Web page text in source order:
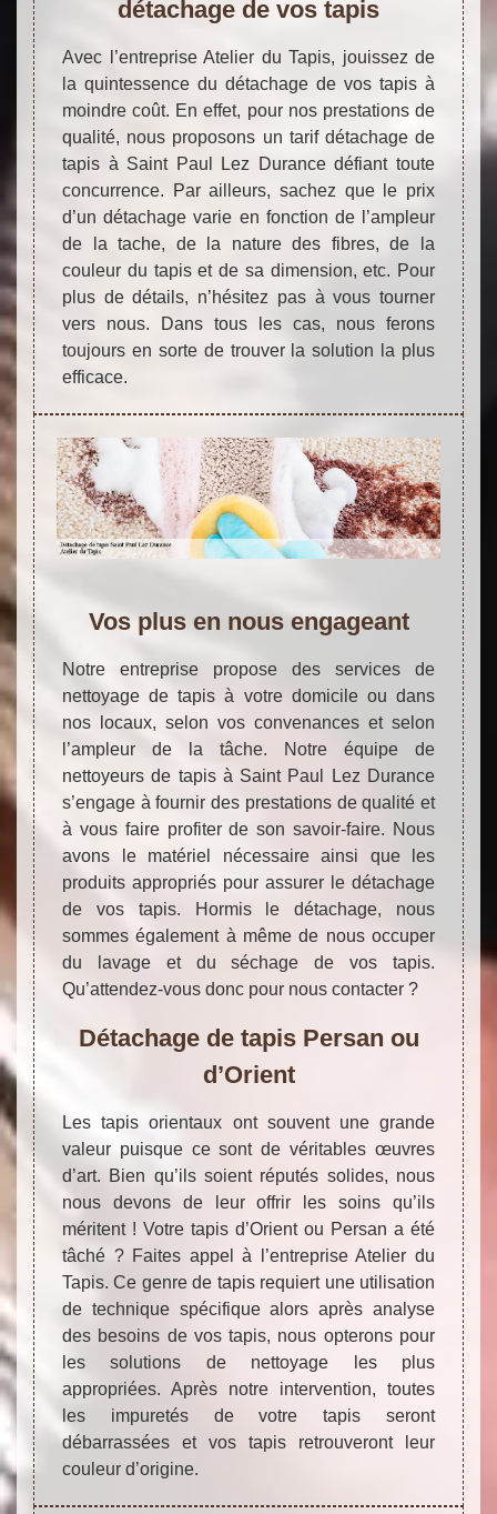
détachage de vos tapis
Avec l’entreprise Atelier du Tapis, jouissez de
la quintessence du détachage de vos tapis à
moindre coût. En effet, pour nos prestations de
qualité, nous proposons un tarif détachage de
tapis à Saint Paul Lez Durance défiant toute
concurrence. Par ailleurs, sachez que le prix
d’un détachage varie en fonction de l’ampleur
de la tache, de la nature des fibres, de la
couleur du tapis et de sa dimension, etc. Pour
plus de détails, n’hésitez pas à vous tourner
vers nous. Dans tous les cas, nous ferons
toujours en sorte de trouver la solution la plus
efficace.
Vos plus en nous engageant
Notre entreprise propose des services de
nettoyage de tapis à votre domicile ou dans
nos locaux, selon vos convenances et selon
l’ampleur de la tâche. Notre équipe de
nettoyeurs de tapis à Saint Paul Lez Durance
s’engage à fournir des prestations de qualité et
à vous faire profiter de son savoir-faire. Nous
avons le matériel nécessaire ainsi que les
produits appropriés pour assurer le détachage
de vos tapis. Hormis le détachage, nous
sommes également à même de nous occuper
du lavage et du séchage de vos tapis.
Qu’attendez-vous donc pour nous contacter ?
Détachage de tapis Persan ou
d’Orient
Les tapis orientaux ont souvent une grande
valeur puisque ce sont de véritables œuvres
d’art. Bien qu’ils soient réputés solides, nous
nous devons de leur offrir les soins qu’ils
méritent ! Votre tapis d’Orient ou Persan a été
tâché ? Faites appel à l’entreprise Atelier du
Tapis. Ce genre de tapis requiert une utilisation
de technique spécifique alors après analyse
des besoins de vos tapis, nous opterons pour
les solutions de nettoyage les plus
appropriées. Après notre intervention, toutes
les impuretés de votre tapis seront
débarrassées et vos tapis retrouveront leur
couleur d’origine.